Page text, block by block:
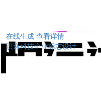
在线生成 查看详情
洪逸科技企业标志设计